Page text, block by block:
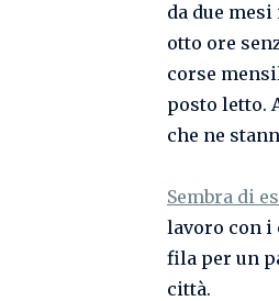
da due
otto ore
corse
posto letto.
che ne
Sembra di
lavoro con i
fila per un
città.